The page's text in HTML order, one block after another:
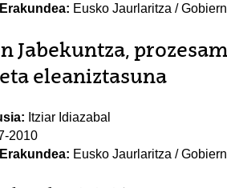
Eusko Jaurlaritza /
Jabekuntza,
eleaniztasuna
Itziar Idiazabal
2010
Eusko Jaurlaritza /